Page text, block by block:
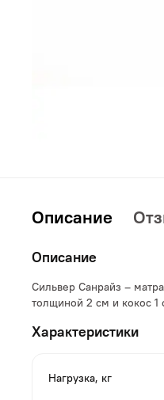
Описание
Описание
Сильвер Санрайз –
толщиной 2 см и кокос
Характеристики
Нагрузка, кг